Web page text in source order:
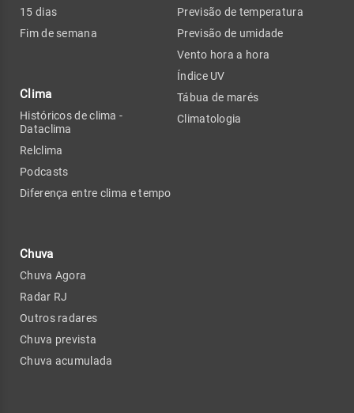
15 dias
Fim de semana
Clima
Históricos de clima -
Dataclima
Relclima
Podcasts
Diferença entre clima e tempo
Chuva
Chuva Agora
Radar RJ
Outros radares
Chuva prevista
Chuva acumulada
Previsão de temperatura
Previsão de umidade
Vento hora a hora
Índice UV
Tábua de marés
Climatologia